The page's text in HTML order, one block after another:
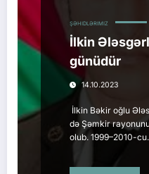
ŞƏHIDLƏRIMIZ
İlkin
günüdür
14.10.2023
İlkin Bəkir oğlu
də Şəmkir
olub. 1999–2010-